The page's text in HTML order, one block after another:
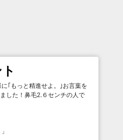
｢もっと精進せよ。｣お言葉を
した！鼻毛2.６センチの人で
」